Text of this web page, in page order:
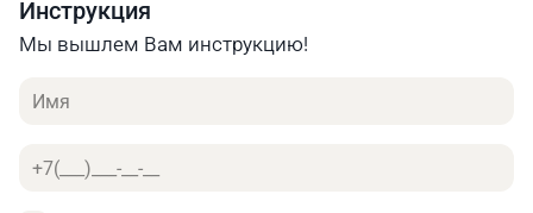
Онлайн калькулятор позволяет быстро получить
предварительную оценку стоимости своего заказа.
необходимых характеристик.
Инструкция
Мы вышлем Вам инструкцию!
Имя
Телефон